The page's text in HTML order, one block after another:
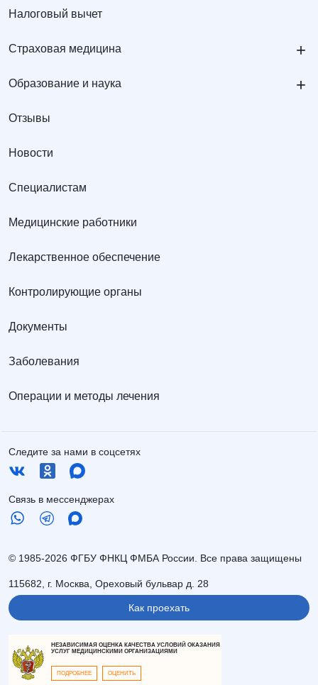
Налоговый вычет
Страховая медицина +
Образование и наука +
Отзывы
Новости
Специалистам
Медицинские работники
Лекарственное обеспечение
Контролирующие органы
Документы
Заболевания
Операции и методы лечения
Следите за нами в соцсетях
Связь в мессенджерах
© 1985-2026 ФГБУ ФНКЦ ФМБА России. Все права защищены
115682, г. Москва, Ореховый бульвар д. 28
Как проехать
НЕЗАВИСИМАЯ ОЦЕНКА КАЧЕСТВА УСЛОВИЙ ОКАЗАНИЯ
УСЛУГ МЕДИЦИНСКИМИ ОРГАНИЗАЦИЯМИ
ПОДРОБНЕЕ ОЦЕНИТЬ